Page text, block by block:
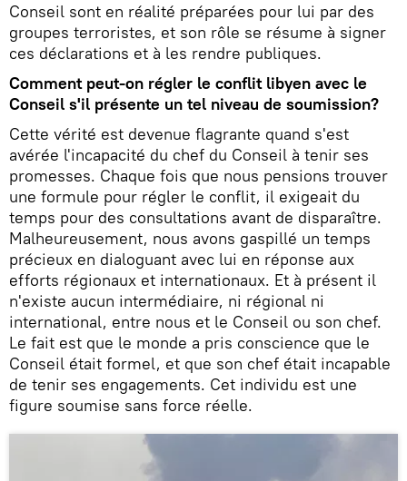
Conseil sont en réalité préparées pour lui par des
groupes terroristes, et son rôle se résume à signer
ces déclarations et à les rendre publiques.
Comment peut-on régler le conflit libyen avec le
Conseil s'il présente un tel niveau de soumission?
Cette vérité est devenue flagrante quand s'est
avérée l'incapacité du chef du Conseil à tenir ses
promesses. Chaque fois que nous pensions trouver
une formule pour régler le conflit, il exigeait du
temps pour des consultations avant de disparaître.
Malheureusement, nous avons gaspillé un temps
précieux en dialoguant avec lui en réponse aux
efforts régionaux et internationaux. Et à présent il
n'existe aucun intermédiaire, ni régional ni
international, entre nous et le Conseil ou son chef.
Le fait est que le monde a pris conscience que le
Conseil était formel, et que son chef était incapable
de tenir ses engagements. Cet individu est une
figure soumise sans force réelle.